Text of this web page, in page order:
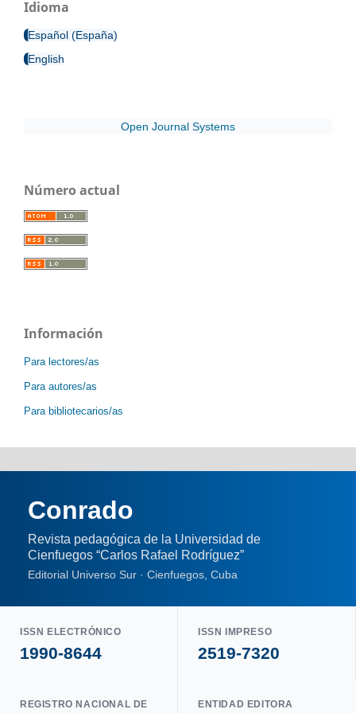
Idioma
Español (España)
English
Open Journal Systems
Número actual
Información
Para lectores/as
Para autores/as
Para bibliotecarios/as
Conrado
Revista pedagógica de la Universidad de
Cienfuegos “Carlos Rafael Rodríguez”
Editorial Universo Sur · Cienfuegos, Cuba
ISSN ELECTRÓNICO
1990-8644
ISSN IMPRESO
2519-7320
REGISTRO NACIONAL DE ENTIDAD EDITORA